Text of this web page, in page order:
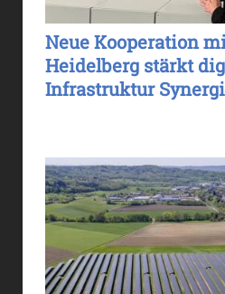
Neue Kooperation
Heidelberg stärkt
Infrastruktur